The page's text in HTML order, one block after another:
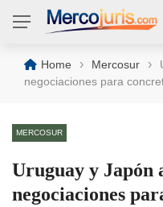
Home › Mercosur ›
negociaciones para
MERCOSUR
Uruguay y Japón
negociaciones